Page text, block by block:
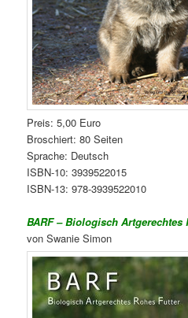
Preis: 5,00 Euro
Broschiert: 80 Seiten
Sprache: Deutsch
ISBN-10: 3939522015
ISBN-13: 978-3939522010
BARF – Biologisch Artgerechtes
von Swanie Simon